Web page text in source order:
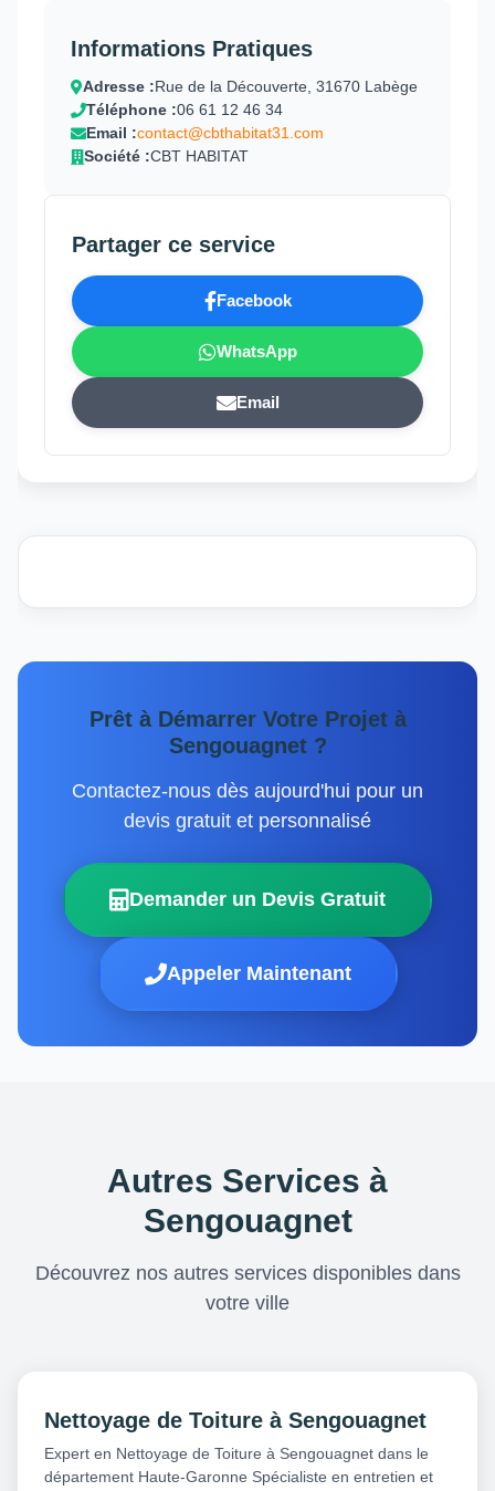
Informations Pratiques
Adresse :Rue de la Découverte, 31670 Labège
Téléphone :06 61 12 46 34
Email :contact@cbthabitat31.com
Société :CBT HABITAT
Partager ce service
Facebook
WhatsApp
Email
Prêt à Démarrer Votre Projet à
Sengouagnet ?
Contactez-nous dès aujourd'hui pour un
devis gratuit et personnalisé
Demander un Devis Gratuit
Appeler Maintenant
Autres Services à
Sengouagnet
Découvrez nos autres services disponibles dans
votre ville
Nettoyage de Toiture à Sengouagnet
Expert en Nettoyage de Toiture à Sengouagnet dans le
département Haute-Garonne Spécialiste en entretien et